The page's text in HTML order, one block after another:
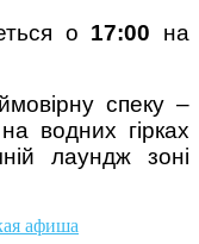
о 17:00 на
спеку –
водних гірках
лаундж зоні
афиша